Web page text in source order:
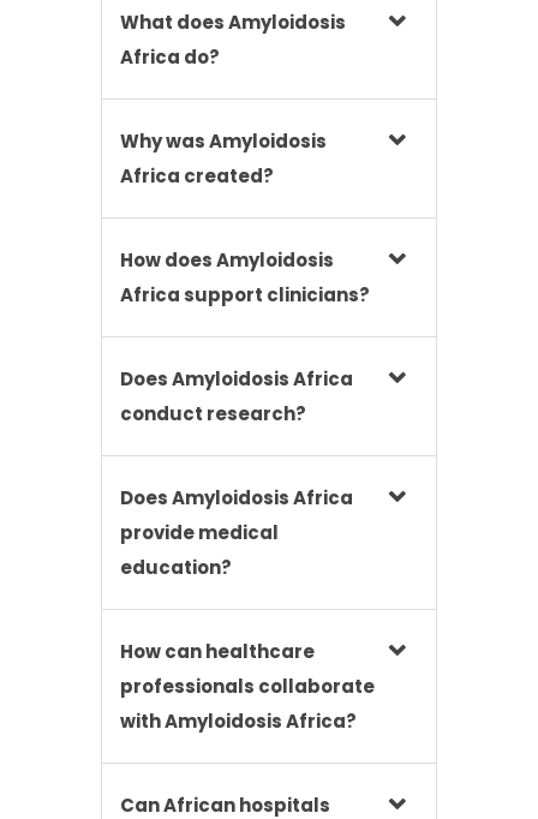
What does Amyloidosis
Africa do?
Why was Amyloidosis
Africa created?
How does Amyloidosis
Africa support clinicians?
Does Amyloidosis Africa
conduct research?
Does Amyloidosis Africa
provide medical
education?
How can healthcare
professionals collaborate
with Amyloidosis Africa?
Can African hospitals